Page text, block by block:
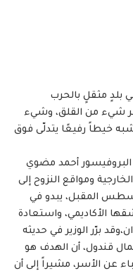
بلدٍ مثقلٍ بالحرب
شيء من القلق، وشيء
خيطاً رفيعًا يتدلّى فوق
البروفيسور أحمد مضوي
ومواقع النزوح إلى
المقبل، يبدو في
الأكاديمي، واستعادة
برّر الوزير في حديثه
قندول، أن الهدف هو
عن الأسر، مشيراً إلى أن